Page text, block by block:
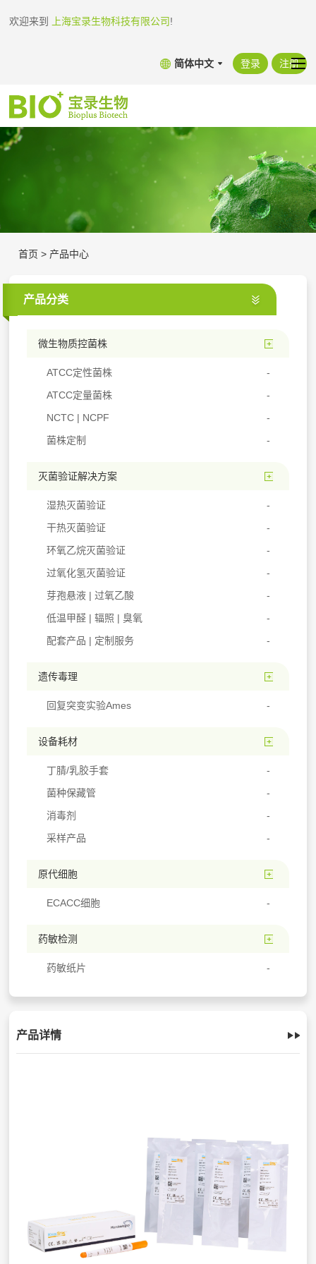
欢迎来到 上海宝录生物科技有限公司!
简体中文 登录 注册
首页 > 产品中心
产品分类
微生物质控菌株
ATCC定性菌株
ATCC定量菌株
NCTC | NCPF
菌株定制
灭菌验证解决方案
湿热灭菌验证
干热灭菌验证
环氧乙烷灭菌验证
过氧化氢灭菌验证
芽孢悬液 | 过氧乙酸
低温甲醛 | 辐照 | 臭氧
配套产品 | 定制服务
遗传毒理
回复突变实验Ames
设备耗材
丁腈/乳胶手套
菌种保藏管
消毒剂
采样产品
原代细胞
ECACC细胞
药敏检测
药敏纸片
产品详情